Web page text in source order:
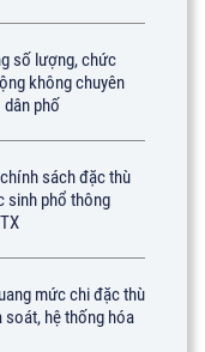
số lượng, chức
không chuyên
phố
sách đặc thù
sinh phổ thông
mức chi đặc thù
soát, hệ thống hóa